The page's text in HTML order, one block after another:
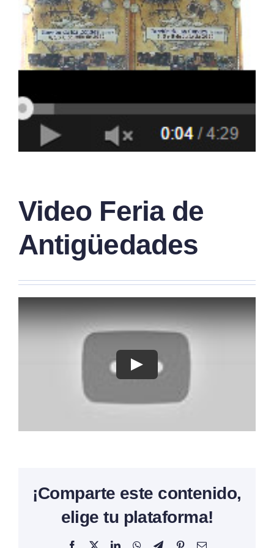
Video Feria de
Antigüedades
¡Comparte este contenido,
elige tu plataforma!
Facebook
X LinkedInWhatsAppTelegramPinterestCorreo